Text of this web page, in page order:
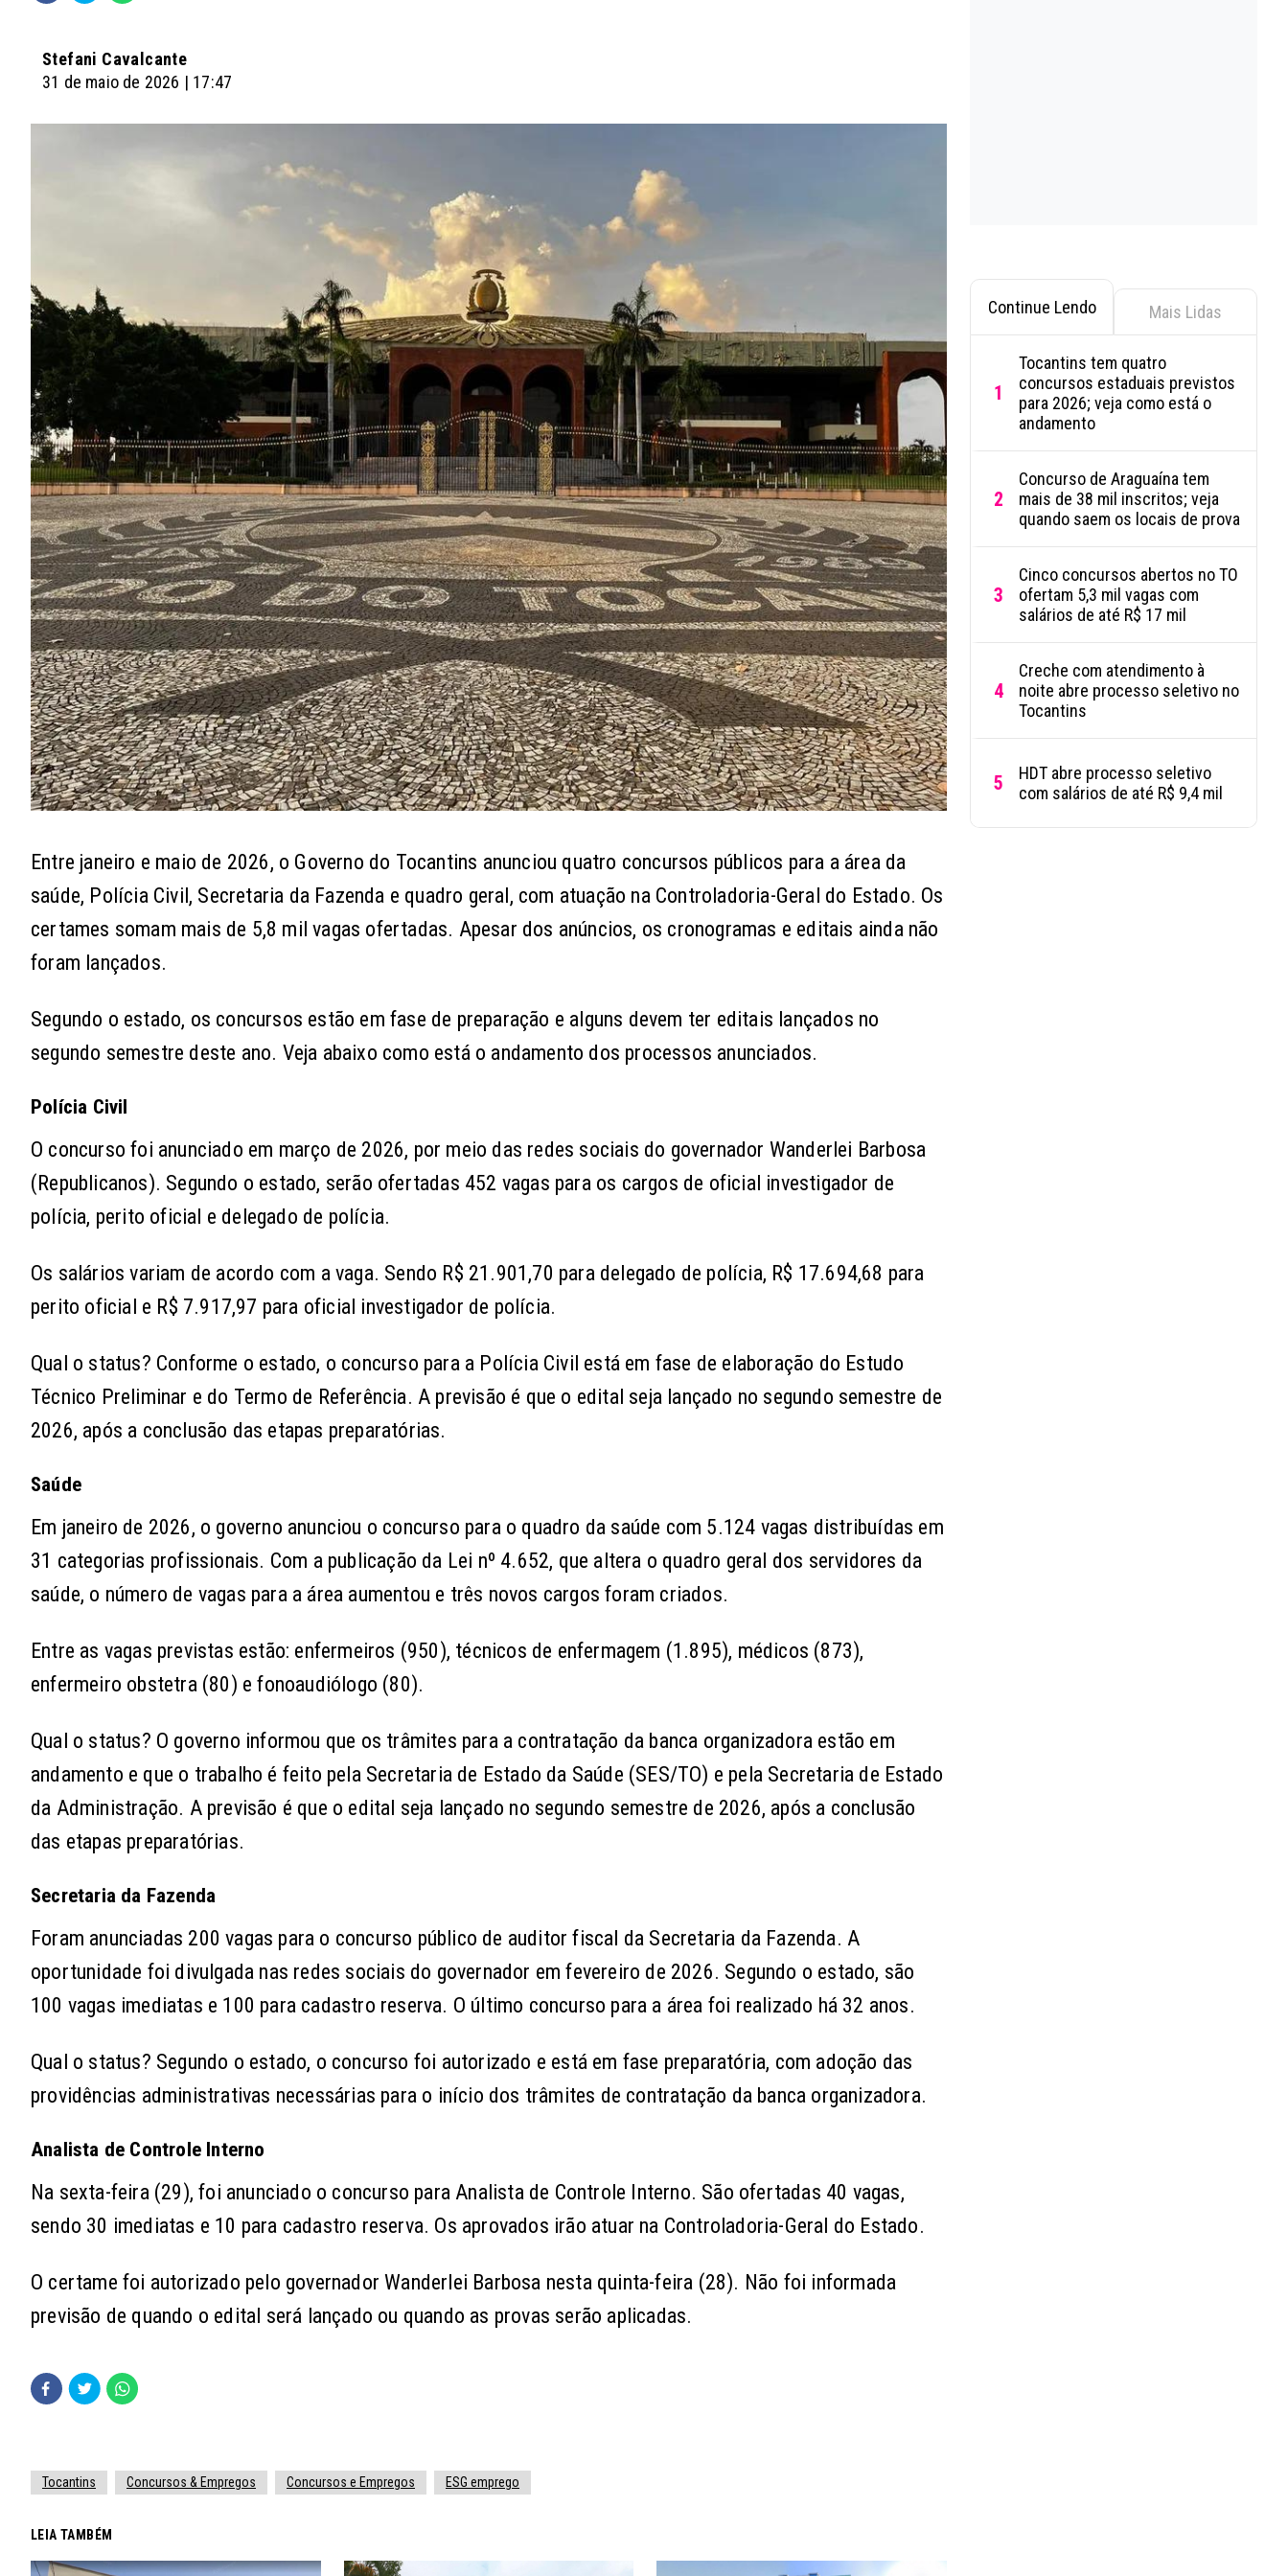
Stefani Cavalcante
31 de maio de 2026 | 17:47
Entre janeiro e maio de 2026, o Governo do Tocantins anunciou quatro concursos públicos para a área da
saúde, Polícia Civil, Secretaria da Fazenda e quadro geral, com atuação na Controladoria-Geral do Estado. Os
certames somam mais de 5,8 mil vagas ofertadas. Apesar dos anúncios, os cronogramas e editais ainda não
foram lançados.
Segundo o estado, os concursos estão em fase de preparação e alguns devem ter editais lançados no
segundo semestre deste ano. Veja abaixo como está o andamento dos processos anunciados.
Polícia Civil
O concurso foi anunciado em março de 2026, por meio das redes sociais do governador Wanderlei Barbosa
(Republicanos). Segundo o estado, serão ofertadas 452 vagas para os cargos de oficial investigador de
polícia, perito oficial e delegado de polícia.
Os salários variam de acordo com a vaga. Sendo R$ 21.901,70 para delegado de polícia, R$ 17.694,68 para
perito oficial e R$ 7.917,97 para oficial investigador de polícia.
Qual o status? Conforme o estado, o concurso para a Polícia Civil está em fase de elaboração do Estudo
Técnico Preliminar e do Termo de Referência. A previsão é que o edital seja lançado no segundo semestre de
2026, após a conclusão das etapas preparatórias.
Saúde
Em janeiro de 2026, o governo anunciou o concurso para o quadro da saúde com 5.124 vagas distribuídas em
31 categorias profissionais. Com a publicação da Lei nº 4.652, que altera o quadro geral dos servidores da
saúde, o número de vagas para a área aumentou e três novos cargos foram criados.
Entre as vagas previstas estão: enfermeiros (950), técnicos de enfermagem (1.895), médicos (873),
enfermeiro obstetra (80) e fonoaudiólogo (80).
Qual o status? O governo informou que os trâmites para a contratação da banca organizadora estão em
andamento e que o trabalho é feito pela Secretaria de Estado da Saúde (SES/TO) e pela Secretaria de Estado
da Administração. A previsão é que o edital seja lançado no segundo semestre de 2026, após a conclusão
das etapas preparatórias.
Secretaria da Fazenda
Foram anunciadas 200 vagas para o concurso público de auditor fiscal da Secretaria da Fazenda. A
oportunidade foi divulgada nas redes sociais do governador em fevereiro de 2026. Segundo o estado, são
100 vagas imediatas e 100 para cadastro reserva. O último concurso para a área foi realizado há 32 anos.
Qual o status? Segundo o estado, o concurso foi autorizado e está em fase preparatória, com adoção das
providências administrativas necessárias para o início dos trâmites de contratação da banca organizadora.
Analista de Controle Interno
Na sexta-feira (29), foi anunciado o concurso para Analista de Controle Interno. São ofertadas 40 vagas,
sendo 30 imediatas e 10 para cadastro reserva. Os aprovados irão atuar na Controladoria-Geral do Estado.
O certame foi autorizado pelo governador Wanderlei Barbosa nesta quinta-feira (28). Não foi informada
previsão de quando o edital será lançado ou quando as provas serão aplicadas.
Tocantins Concursos & Empregos Concursos e Empregos ESG emprego
LEIA TAMBÉM
Continue Lendo Mais Lidas
1
Tocantins tem quatro
concursos estaduais previstos
para 2026; veja como está o
andamento
2
Concurso de Araguaína tem
mais de 38 mil inscritos; veja
quando saem os locais de prova
3
Cinco concursos abertos no TO
ofertam 5,3 mil vagas com
salários de até R$ 17 mil
4
Creche com atendimento à
noite abre processo seletivo no
Tocantins
5
HDT abre processo seletivo
com salários de até R$ 9,4 mil